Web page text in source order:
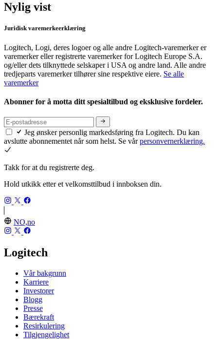
Nylig vist
Juridisk varemerkeerklæring
Logitech, Logi, deres logoer og alle andre Logitech-varemerker er
varemerker eller registrerte varemerker for Logitech Europe S.A.
og/eller dets tilknyttede selskaper i USA og andre land. Alle andre
tredjeparts varemerker tilhører sine respektive eiere. Se alle
varemerker
Abonner for å motta ditt spesialtilbud og eksklusive fordeler.
Jeg ønsker personlig markedsføring fra Logitech. Du kan
avslutte abonnementet når som helst. Se vårpersonvernerklæring.
Takk for at du registrerte deg.
Hold utkikk etter et velkomsttilbud i innboksen din.
NO,no
Logitech
Vår bakgrunn
Karriere
Investorer
Blogg
Presse
Bærekraft
Resirkulering
Tilgjengelighet